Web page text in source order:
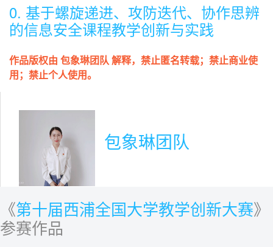
0. 基于螺旋递进、攻防迭代、协作思辨
的信息安全课程教学创新与实践
作品版权由 包象琳团队 解释，禁止匿名转载；禁止商业使
用；禁止个人使用。
包象琳团队
《第十届西浦全国大学教学创新大赛》
参赛作品